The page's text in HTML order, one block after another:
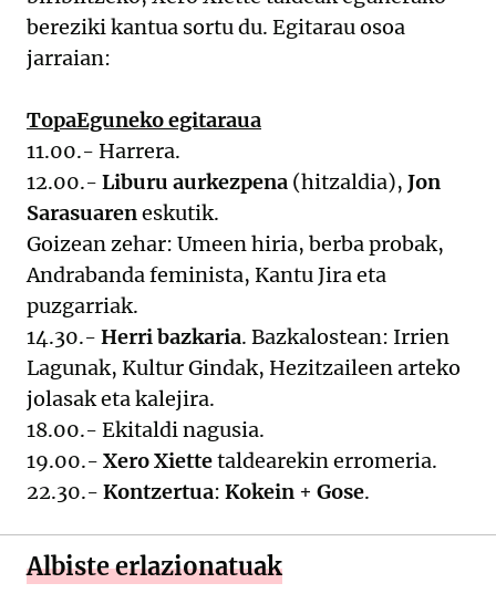
bereziki kantua sortu du. Egitarau osoa
jarraian:
TopaEguneko egitaraua
11.00.- Harrera.
12.00.- Liburu aurkezpena (hitzaldia), Jon
Sarasuareneskutik.
Goizean zehar: Umeen hiria, berba probak,
Andrabanda feminista, Kantu Jira eta
puzgarriak.
14.30.- Herri bazkaria. Bazkalostean: Irrien
Lagunak, Kultur Gindak, Hezitzaileen arteko
jolasak eta kalejira.
18.00.- Ekitaldi nagusia.
19.00.- Xero Xiettetaldearekin erromeria.
22.30.- Kontzertua: Kokein + Gose.
Albiste erlazionatuak